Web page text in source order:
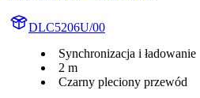
DLC5206U/00
Synchronizacja i ładowanie
2 m
Czarny pleciony przewód